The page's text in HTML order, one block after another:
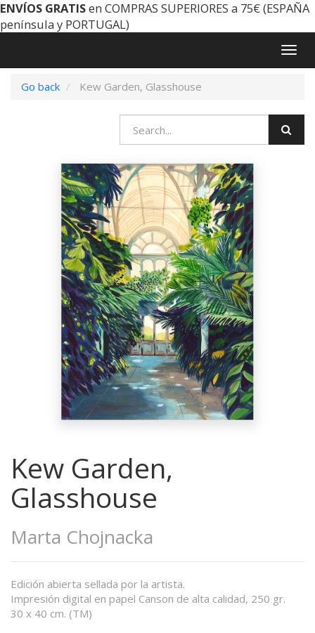
ENVÍOS GRATISen COMPRAS SUPERIORES a 75€ (ESPAÑA
península y PORTUGAL)
Go back
Kew Garden, Glasshouse
Kew Garden,
Glasshouse
Marta Chojnacka
Edición abierta sellada por la artista.
Impresión digital en papel Canson de alta calidad, 250 gr.
30 x 40 cm. (TM)